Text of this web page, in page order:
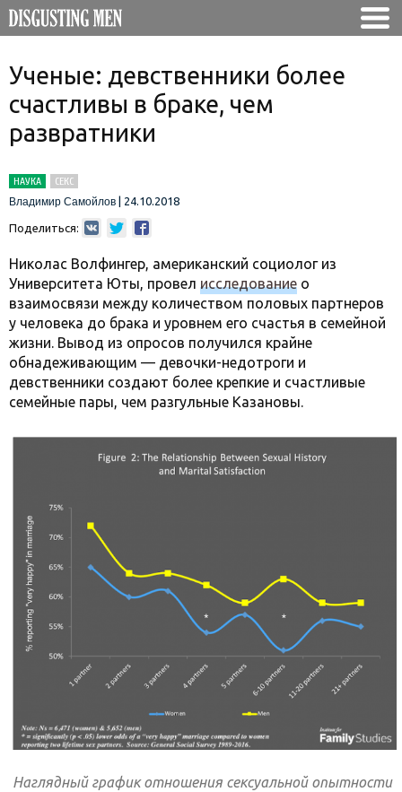
Ученые: девственники более
счастливы в браке, чем
развратники
НАУКА
СЕКС
Владимир Самойлов
24.10.2018
Поделиться:
Николас Волфингер, американский социолог из
Университета Юты, провел исследование о
взаимосвязи между количеством половых партнеров
у человека до брака и уровнем его счастья в семейной
жизни. Вывод из опросов получился крайне
обнадеживающим — девочки-недотроги и
девственники создают более крепкие и счастливые
семейные пары, чем разгульные Казановы.
Наглядный график отношения сексуальной опытности